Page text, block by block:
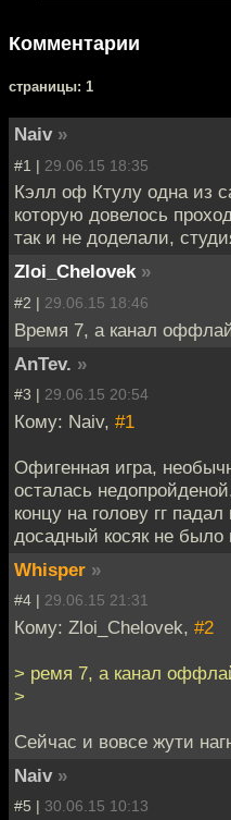
Комментарии
cтраницы: 1
Naiv »
#1 | 29.06.15 18:35
Кэлл оф Ктулу одна из
которую довелось
так и не доделали,
Zloi_Chelovek »
#2 | 29.06.15 18:46
Время 7, а канал
AnTev. »
#3 | 29.06.15 20:54
Кому: Naiv, #1
Офигенная игра,
осталась
концу на голову гг
досадный косяк не было
Whisper »
#4 | 29.06.15 21:31
Кому: Zloi_Chelovek, #2
> ремя 7, а канал
>
Сейчас и вовсе жути
Naiv »
#5 | 30.06.15 10:13